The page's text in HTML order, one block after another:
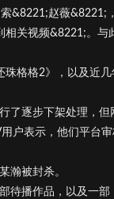
&8221;赵薇&8221;
关视频&8221;。
格格2》，以及近
了逐步下架处理，但
户表示，他们平台
瀚被封杀。
待播作品，以及一部